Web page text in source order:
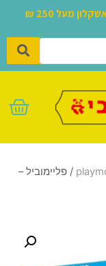
מעל 250 ₪
/ פליימוביל –